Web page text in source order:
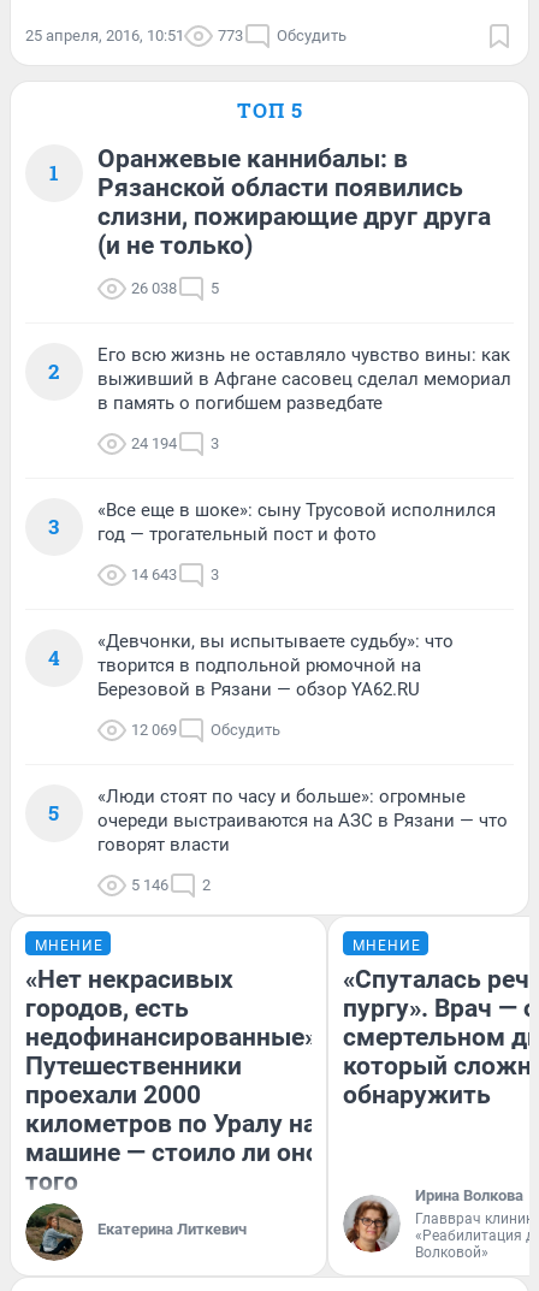
25 апреля, 2016, 10:51 773 Обсудить
ТОП 5
1
Оранжевые каннибалы: в
Рязанской области появились
слизни, пожирающие друг друга
(и не только)
26 038 5
2
Его всю жизнь не оставляло чувство вины: как
выживший в Афгане сасовец сделал мемориал
в память о погибшем разведбате
24 194 3
3
«Все еще в шоке»: сыну Трусовой исполнился
год — трогательный пост и фото
14 643 3
4
«Девчонки, вы испытываете судьбу»: что
творится в подпольной рюмочной на
Березовой в Рязани — обзор YA62.RU
12 069 Обсудить
5
«Люди стоят по часу и больше»: огромные
очереди выстраиваются на АЗС в Рязани — что
говорят власти
5 146 2
МНЕНИЕ
«Нет некрасивых
городов, есть
недофинансированные».
Путешественники
проехали 2000
километров по Уралу на
машине — стоило ли оно
того
Екатерина Литкевич
МНЕНИЕ
«Спуталась
пургу». Врач — о
смертельном
который
обнаружить
Ирина Волкова
Главврач
«Реабилитация
Волковой»